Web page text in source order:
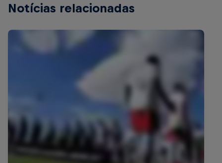
Notícias relacionadas